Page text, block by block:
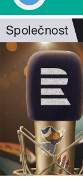
Společnost